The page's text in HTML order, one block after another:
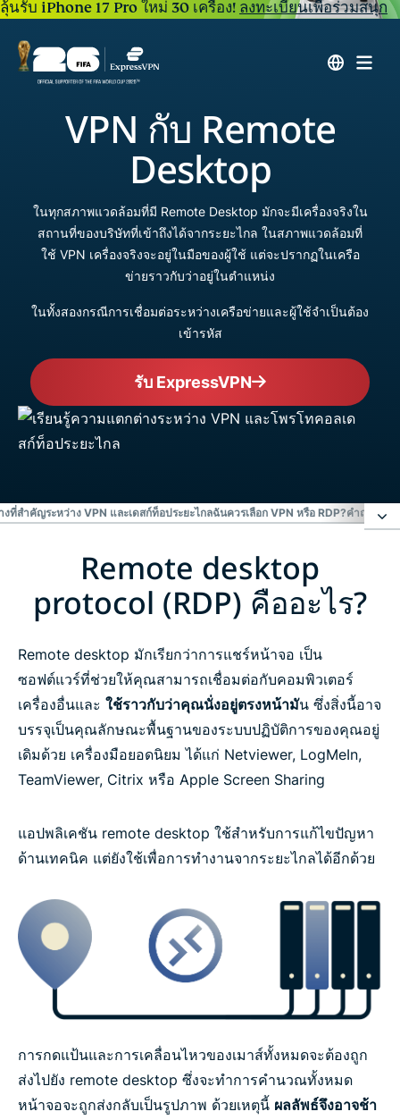
ลุ้นรับ iPhone 17 Pro ใหม่ 30 เครื่อง! ลงทะเบียนเพื่อร่วมสนุก
VPN กับ Remote
Desktop
ในทุกสภาพแวดล้อมที่มี Remote Desktop มักจะมีเครื่องจริงใน
สถานที่ของบริษัทที่เข้าถึงได้จากระยะไกล ในสภาพแวดล้อมที่
ใช้ VPN เครื่องจริงจะอยู่ในมือของผู้ใช้ แต่จะปรากฏในเครือ
ข่ายราวกับว่าอยู่ในตำแหน่ง
ในทั้งสองกรณีการเชื่อมต่อระหว่างเครือข่ายและผู้ใช้จำเป็นต้อง
เข้ารหัส
รับ ExpressVPN
ที่สำคัญระหว่าง VPN และเดสก์ท็อประยะไกลฉันควรเลือก VPN หรือ RDP?คำถามที่พบ
Remote desktop protocol (RDP) คืออะไร?
VPN คืออะไร?
ความแตกต่างที่สำคัญระหว่าง VPN และเดสก์ท็อประยะ
ไกล
ฉันควรเลือก VPN หรือ RDP?
เรียนรู้เพิ่มเติมเกี่ยวกับการใช้ VPN
Remote desktop
protocol (RDP) คืออะไร?
Remote desktop มักเรียกว่าการแชร์หน้าจอ เป็น
ซอฟต์แวร์ที่ช่วยให้คุณสามารถเชื่อมต่อกับคอมพิวเตอร์
เครื่องอื่นและ ใช้ราวกับว่าคุณนั่งอยู่ตรงหน้ามัน ซึ่งสิ่งนี้อาจ
บรรจุเป็นคุณลักษณะพื้นฐานของระบบปฏิบัติการของคุณอยู่
เดิมด้วย เครื่องมือยอดนิยม ได้แก่ Netviewer, LogMeIn,
TeamViewer, Citrix หรือ Apple Screen Sharing
แอปพลิเคชัน remote desktop ใช้สำหรับการแก้ไขปัญหา
ด้านเทคนิค แต่ยังใช้เพื่อการทำงานจากระยะไกลได้อีกด้วย
การกดแป้นและการเคลื่อนไหวของเมาส์ทั้งหมดจะต้องถูก
ส่งไปยัง remote desktop ซึ่งจะทำการคำนวณทั้งหมด
หน้าจอจะถูกส่งกลับเป็นรูปภาพ ด้วยเหตุนี้ ผลลัพธ์จึงอาจช้า